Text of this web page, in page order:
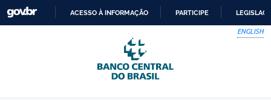
Skip to main content
PARA
O
CONTEÚDO
ACESSO À INFORMAÇÃO PARTICIPE
ENGLISH